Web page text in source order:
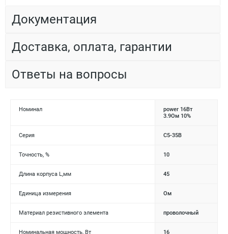
Документация
Доставка, оплата, гарантии
Ответы на вопросы
Номинал
power 16Вт
3.9Ом 10%
Серия С5-35В
Точность, % 10
Длина корпуса L,мм 45
Единица измерения Ом
Материал резистивного элемента проволочный
Номинальная мощность, Вт 16